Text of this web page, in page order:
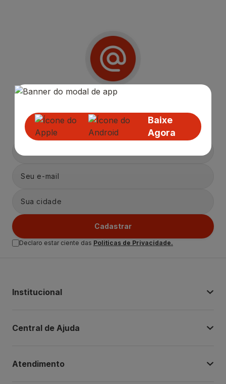
Baixe
Agora
Lançamentos e Promoções!
Cadastrar
Declaro estar ciente das Politicas de Privacidade.
Institucional
Central de Ajuda
Atendimento